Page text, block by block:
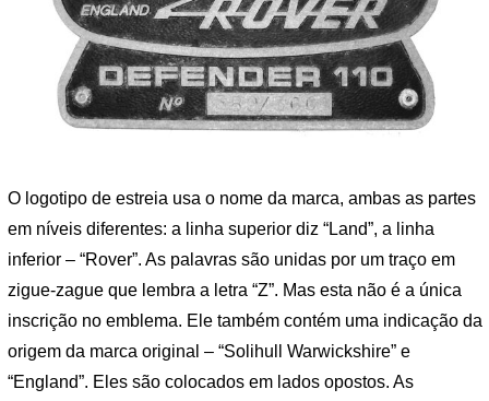
O logotipo de estreia usa o nome da marca, ambas as partes
em níveis diferentes: a linha superior diz “Land”, a linha
inferior – “Rover”. As palavras são unidas por um traço em
zigue-zague que lembra a letra “Z”. Mas esta não é a única
inscrição no emblema. Ele também contém uma indicação da
origem da marca original – “Solihull Warwickshire” e
“England”. Eles são colocados em lados opostos. As